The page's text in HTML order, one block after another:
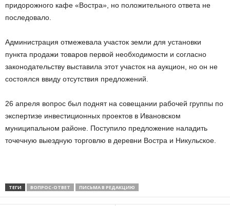
придорожного кафе «Востра», но положительного ответа не
последовало.
Администрация отмежевала участок земли для установки
пункта продажи товаров первой необходимости и согласно
законодательству выставила этот участок на аукцион, но он не
состоялся ввиду отсутствия предложений.
26 апреля вопрос был поднят на совещании рабочей группы по
экспертизе инвестиционных проектов в Ивановском
муниципальном районе. Поступило предложение наладить
точечную выездную торговлю в деревни Востра и Никульское.
ТЕГИ ВОПРОС-ОТВЕТ ПИСЬМА В РЕДАКЦИЮ